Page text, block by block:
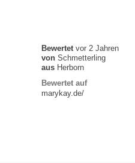
Bewertetvor 2 Jahren
von Schmetterling
aus Herborn
Bewertet auf
marykay.de/